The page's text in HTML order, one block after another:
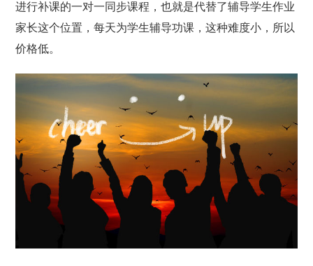
进行补课的一对一同步课程，也就是代替了辅导学生作业
家长这个位置，每天为学生辅导功课，这种难度小，所以
价格低。